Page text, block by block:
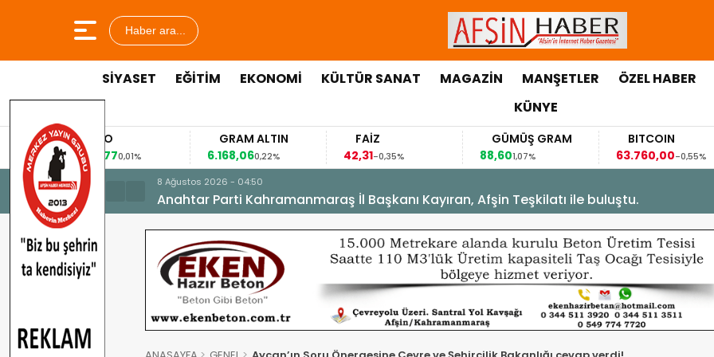
Haber ara...
SİYASET EĞİTİM EKONOMİ KÜLTÜR SANAT MAGAZİN MANŞETLER ÖZEL HABER
KÜNYE
EURO
53,84770,01%
GRAM ALTIN
6.168,060,22%
FAİZ
42,31-0,35%
GÜMÜŞ GRAM
88,601,07%
BITCOIN
63.760,00-0,55%
8 Ağustos 2026 - 04:50
Anahtar Parti Kahramanmaraş İl Başkanı Kayıran, Afşin Teşkilatı ile buluştu.